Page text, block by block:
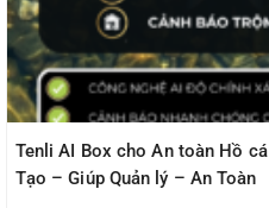
Tenli AI Box cho An toàn Hồ
Tạo – Giúp Quản lý – An Toàn